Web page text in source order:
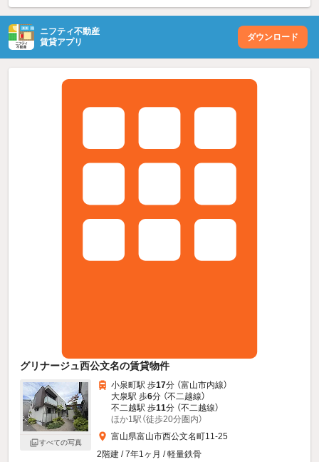
ニフティ不動産
賃貸アプリ
ダウンロード
グリナージュ西公文名の賃貸物件
すべての写真
小泉町駅 歩17分 （富山市内線）
大泉駅 歩6分 （不二越線）
不二越駅 歩11分 （不二越線）
ほか1駅（徒歩20分圏内）
富山県富山市西公文名町11-25
2階建 / 7年1ヶ月 / 軽量鉄骨